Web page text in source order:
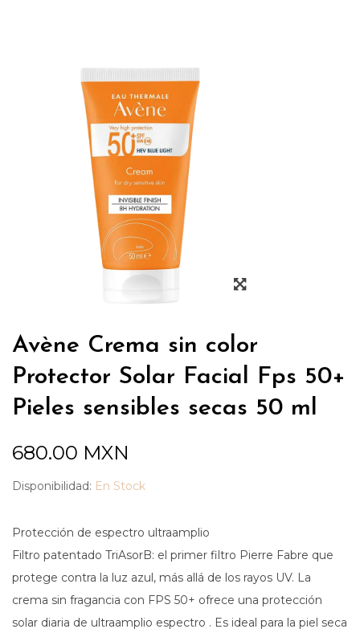
Avène Crema sin color
Protector Solar Facial Fps 50+
Pieles sensibles secas 50 ml
680.00 MXN
Disponibilidad: En Stock
Protección de espectro ultraamplio
Filtro patentado TriAsorB: el primer filtro Pierre Fabre que
protege contra la luz azul, más allá de los rayos UV. La
crema sin fragancia con FPS 50+ ofrece una protección
solar diaria de ultraamplio espectro . Es ideal para la piel seca